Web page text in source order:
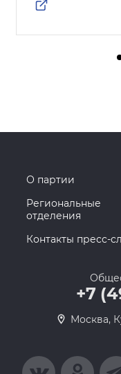
О партии
Региональные
отделения
Контакты пресс-
+7
Москва,